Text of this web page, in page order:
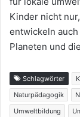
Kinder nicht
entwickeln
Planeten und
Schlagwörter
Naturpädagogik
Umweltbildung